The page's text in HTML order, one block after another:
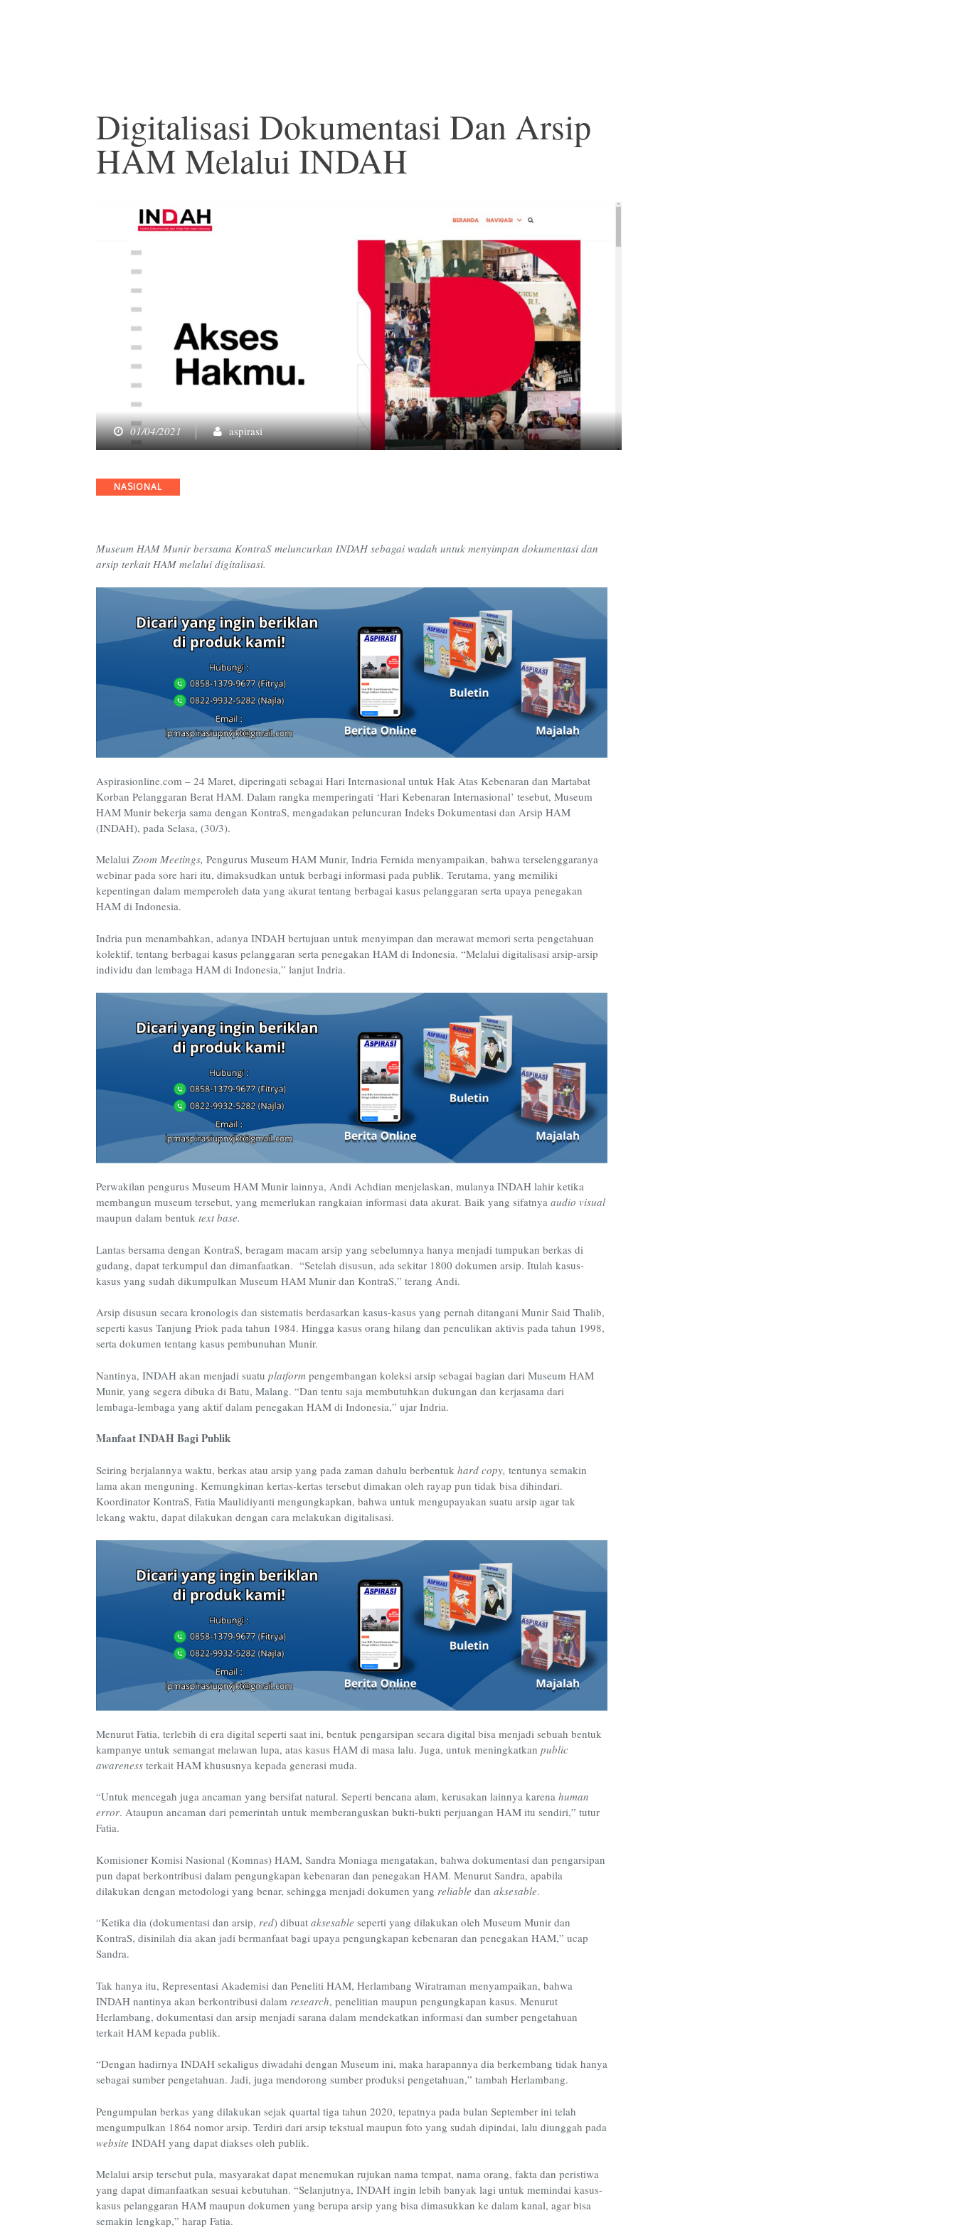
Digitalisasi Dokumentasi Dan Arsip
HAM Melalui INDAH
01/04/2021 aspirasi
Categories
NASIONAL
Museum HAM Munir bersama KontraS meluncurkan INDAH sebagai wadah untuk menyimpan dokumentasi dan
arsip terkait HAM melalui digitalisasi.
Aspirasionline.com – 24 Maret, diperingati sebagai Hari Internasional untuk Hak Atas Kebenaran dan Martabat
Korban Pelanggaran Berat HAM. Dalam rangka memperingati ‘Hari Kebenaran Internasional’ tesebut, Museum
HAM Munir bekerja sama dengan KontraS, mengadakan peluncuran Indeks Dokumentasi dan Arsip HAM
(INDAH), pada Selasa, (30/3).
Melalui Zoom Meetings, Pengurus Museum HAM Munir, Indria Fernida menyampaikan, bahwa terselenggaranya
webinar pada sore hari itu, dimaksudkan untuk berbagi informasi pada publik. Terutama, yang memiliki
kepentingan dalam memperoleh data yang akurat tentang berbagai kasus pelanggaran serta upaya penegakan
HAM di Indonesia.
Indria pun menambahkan, adanya INDAH bertujuan untuk menyimpan dan merawat memori serta pengetahuan
kolektif, tentang berbagai kasus pelanggaran serta penegakan HAM di Indonesia. “Melalui digitalisasi arsip-arsip
individu dan lembaga HAM di Indonesia,” lanjut Indria.
Perwakilan pengurus Museum HAM Munir lainnya, Andi Achdian menjelaskan, mulanya INDAH lahir ketika
membangun museum tersebut, yang memerlukan rangkaian informasi data akurat. Baik yang sifatnya audio visual
maupun dalam bentuk text base.
Lantas bersama dengan KontraS, beragam macam arsip yang sebelumnya hanya menjadi tumpukan berkas di
gudang, dapat terkumpul dan dimanfaatkan. “Setelah disusun, ada sekitar 1800 dokumen arsip. Itulah kasus-
kasus yang sudah dikumpulkan Museum HAM Munir dan KontraS,” terang Andi.
Arsip disusun secara kronologis dan sistematis berdasarkan kasus-kasus yang pernah ditangani Munir Said Thalib,
seperti kasus Tanjung Priok pada tahun 1984. Hingga kasus orang hilang dan penculikan aktivis pada tahun 1998,
serta dokumen tentang kasus pembunuhan Munir.
Nantinya, INDAH akan menjadi suatu platformpengembangan koleksi arsip sebagai bagian dari Museum HAM
Munir, yang segera dibuka di Batu, Malang. “Dan tentu saja membutuhkan dukungan dan kerjasama dari
lembaga-lembaga yang aktif dalam penegakan HAM di Indonesia,” ujar Indria.
Manfaat INDAH Bagi Publik
Seiring berjalannya waktu, berkas atau arsip yang pada zaman dahulu berbentuk hard copy, tentunya semakin
lama akan menguning. Kemungkinan kertas-kertas tersebut dimakan oleh rayap pun tidak bisa dihindari.
Koordinator KontraS, Fatia Maulidiyanti mengungkapkan, bahwa untuk mengupayakan suatu arsip agar tak
lekang waktu, dapat dilakukan dengan cara melakukan digitalisasi.
Menurut Fatia, terlebih di era digital seperti saat ini, bentuk pengarsipan secara digital bisa menjadi sebuah bentuk
kampanye untuk semangat melawan lupa, atas kasus HAM di masa lalu. Juga, untuk meningkatkan public
awarenessterkait HAM khususnya kepada generasi muda.
“Untuk mencegah juga ancaman yang bersifat natural. Seperti bencana alam, kerusakan lainnya karena human
error. Ataupun ancaman dari pemerintah untuk memberanguskan bukti-bukti perjuangan HAM itu sendiri,” tutur
Fatia.
Komisioner Komisi Nasional (Komnas) HAM, Sandra Moniaga mengatakan, bahwa dokumentasi dan pengarsipan
pun dapat berkontribusi dalam pengungkapan kebenaran dan penegakan HAM. Menurut Sandra, apabila
dilakukan dengan metodologi yang benar, sehingga menjadi dokumen yang reliable dan aksesable.
“Ketika dia (dokumentasi dan arsip, red) dibuat aksesable seperti yang dilakukan oleh Museum Munir dan
KontraS, disinilah dia akan jadi bermanfaat bagi upaya pengungkapan kebenaran dan penegakan HAM,” ucap
Sandra.
Tak hanya itu, Representasi Akademisi dan Peneliti HAM, Herlambang Wiratraman menyampaikan, bahwa
INDAH nantinya akan berkontribusi dalam research, penelitian maupun pengungkapan kasus. Menurut
Herlambang, dokumentasi dan arsip menjadi sarana dalam mendekatkan informasi dan sumber pengetahuan
terkait HAM kepada publik.
“Dengan hadirnya INDAH sekaligus diwadahi dengan Museum ini, maka harapannya dia berkembang tidak hanya
sebagai sumber pengetahuan. Jadi, juga mendorong sumber produksi pengetahuan,” tambah Herlambang.
Pengumpulan berkas yang dilakukan sejak quartal tiga tahun 2020, tepatnya pada bulan September ini telah
mengumpulkan 1864 nomor arsip. Terdiri dari arsip tekstual maupun foto yang sudah dipindai, lalu diunggah pada
website INDAH yang dapat diakses oleh publik.
Melalui arsip tersebut pula, masyarakat dapat menemukan rujukan nama tempat, nama orang, fakta dan peristiwa
yang dapat dimanfaatkan sesuai kebutuhan. “Selanjutnya, INDAH ingin lebih banyak lagi untuk memindai kasus-
kasus pelanggaran HAM maupun dokumen yang berupa arsip yang bisa dimasukkan ke dalam kanal, agar bisa
semakin lengkap,” harap Fatia.